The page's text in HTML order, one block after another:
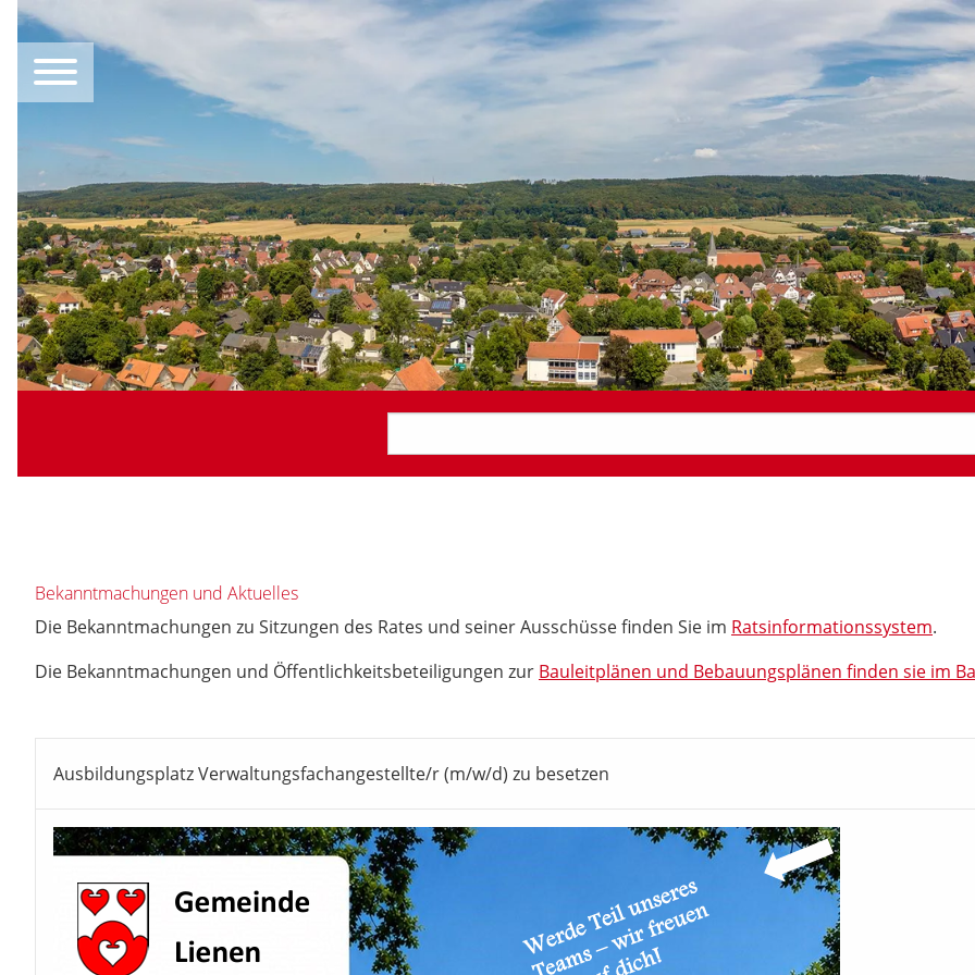
Bekanntmachungen und Aktuelles
Die Bekanntmachungen zu Sitzungen des Rates und seiner Ausschüsse finden Sie im Ratsinformationssystem.
Die Bekanntmachungen und Öffentlichkeitsbeteiligungen zur Bauleitplänen und Bebauungsplänen finden sie im
Ausbildungsplatz Verwaltungsfachangestellte/r (m/w/d) zu besetzen